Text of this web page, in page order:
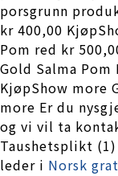
porsgrunn
kr 400,00
Pom red kr
Gold Salma Pom
KjøpShow more
more Er du
og vi vil ta
Taushetsplikt
leder i Norsk